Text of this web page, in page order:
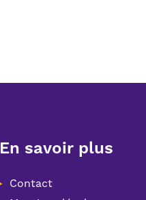
En savoir plus
Contact